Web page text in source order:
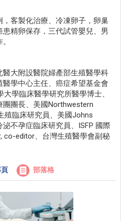
客製化治療、冷凍卵子，卵巢
精卵保存，三代試管嬰兒、男
大附設醫院婦產部生殖醫學科
學中心主任、癌症希望基金會
學臨床醫學研究所醫學博士、
團長、美國Northwestern
殖臨床研究員、美國Johns
不孕症臨床研究員、ISFP 國際
co-editor、台灣生殖醫學會副秘
部落格